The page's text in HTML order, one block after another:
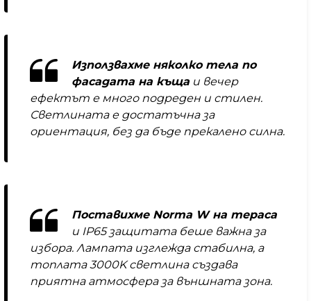
Използвахме няколко тела по
фасадата на къща и вечер
ефектът е много подреден и стилен.
Светлината е достатъчна за
ориентация, без да бъде прекалено силна.
Поставихме Norma W на тераса
и IP65 защитата беше важна за
избора. Лампата изглежда стабилна, а
топлата 3000K светлина създава
приятна атмосфера за външната зона.